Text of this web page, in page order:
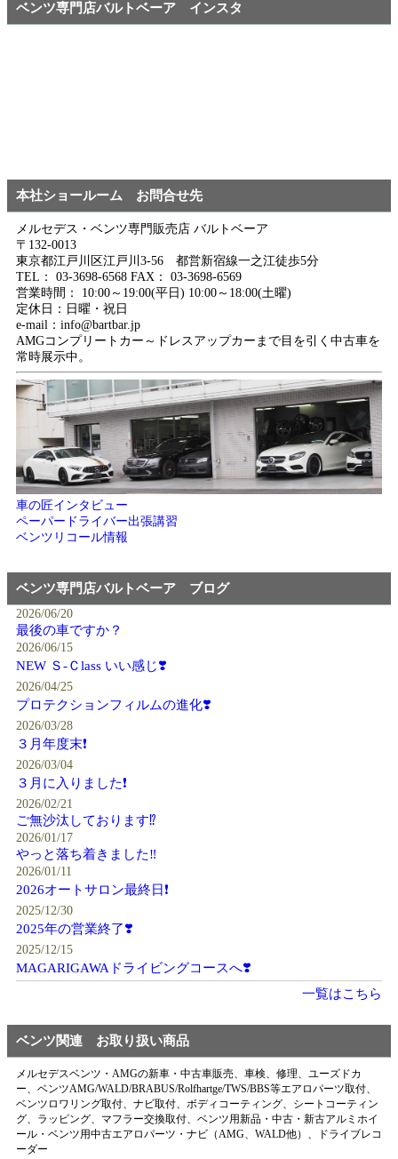
ベンツ専門店バルトベーア インスタ
本社ショールーム お問合せ先
メルセデス・ベンツ専門販売店 バルトベーア
〒132-0013
東京都江戸川区江戸川3-56 都営新宿線一之江徒歩5分
TEL： 03-3698-6568 FAX： 03-3698-6569
営業時間： 10:00～19:00(平日) 10:00～18:00(土曜)
定休日：日曜・祝日
e-mail：info@bartbar.jp
AMGコンプリートカー～ドレスアップカーまで目を引く中古車を
常時展示中。
車の匠インタビュー
ペーパードライバー出張講習
ベンツリコール情報
ベンツ専門店バルトベーア ブログ
2026/06/20
最後の車ですか？
2026/06/15
NEW Ｓ-Ｃlass いい感じ❣️
2026/04/25
プロテクションフィルムの進化❣️
2026/03/28
３月年度末❗️
2026/03/04
３月に入りました❗️
2026/02/21
ご無沙汰しております⁉️
2026/01/17
やっと落ち着きました‼️
2026/01/11
2026オートサロン最終日❗️
2025/12/30
2025年の営業終了❣️
2025/12/15
MAGARIGAWAドライビングコースへ❣️
一覧はこちら
ベンツ関連 お取り扱い商品
メルセデスベンツ・AMGの新車・中古車販売、車検、修理、ユーズドカ
ー、ベンツAMG/WALD/BRABUS/Rolfhartge/TWS/BBS等エアロパーツ取付、
ベンツロワリング取付、ナビ取付、ボディコーティング、シートコーティン
グ、ラッピング、マフラー交換取付、ベンツ用新品・中古・新古アルミホイ
ール・ベンツ用中古エアロパーツ・ナビ（AMG、WALD他）、ドライブレコ
ーダー